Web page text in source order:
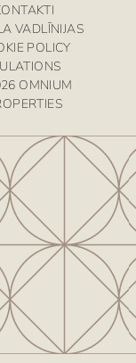
VADLĪNIJAS
POLICY
OMNIUM